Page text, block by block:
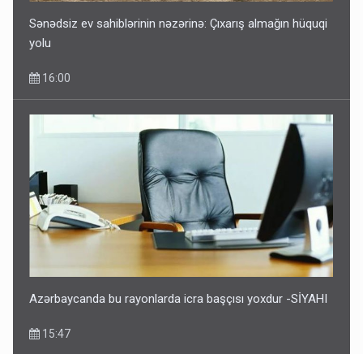
Sənədsiz ev sahiblərinin nəzərinə: Çıxarış almağın hüquqi
yolu
16:00
Azərbaycanda bu rayonlarda icra başçısı yoxdur -SİYAHI
15:47